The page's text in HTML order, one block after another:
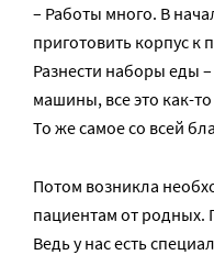
– Работы много. В
приготовить корпус
Разнести наборы еды
машины, все это как-
То же самое со всей
Потом возникла
пациентам от родных.
Ведь у нас есть